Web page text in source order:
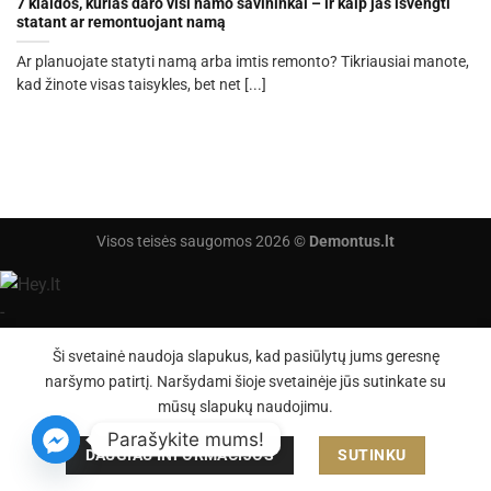
7 klaidos, kurias daro visi namo savininkai – ir kaip jas išvengti
statant ar remontuojant namą
Ar planuojate statyti namą arba imtis remonto? Tikriausiai manote,
kad žinote visas taisykles, bet net [...]
Visos teisės saugomos 2026 © Demontus.lt
Ši svetainė naudoja slapukus, kad pasiūlytų jums geresnę
naršymo patirtį. Naršydami šioje svetainėje jūs sutinkate su
mūsų slapukų naudojimu.
DAUGIAU INFORMACIJOS SUTINKU
Parašykite mums!